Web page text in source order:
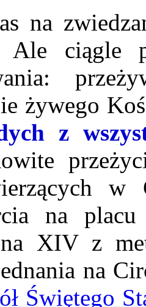
na
Ale ciągle
żywego
z
w
na
XIV z
na
Świętego